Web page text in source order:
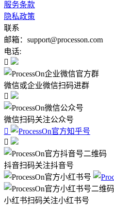
服务条款
隐私政策
联系
邮箱：support@processon.com
电话:

微信或企业微信扫码进群

微信扫码关注公众号


抖音扫码关注抖音号
小红书扫码关注小红书号